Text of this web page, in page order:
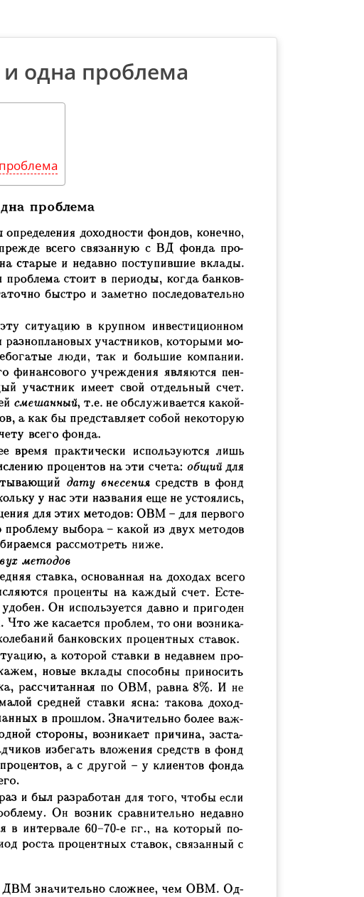
одна проблема